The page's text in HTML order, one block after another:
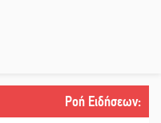
Ροή Ειδήσεων: